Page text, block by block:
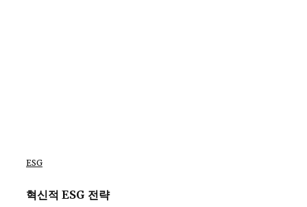
ESG
혁신적 ESG 전략